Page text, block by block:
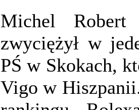
Michel
zwyciężył w
PŚ w Skokach,
Vigo w